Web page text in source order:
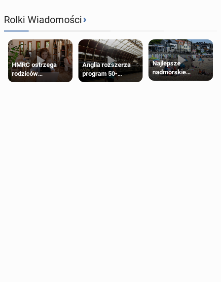
Rolki Wiadomości›
HMRC ostrzega
rodziców
pobierających Child
Anglia rozszerza
program 50-
procentowych
Najlepsze
nadmorskie
miasteczko blisko